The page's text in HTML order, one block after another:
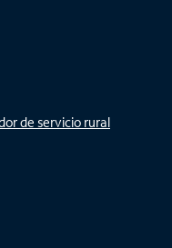
de servicio rural